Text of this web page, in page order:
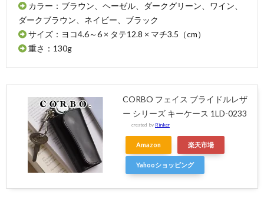
カラー：ブラウン、ヘーゼル、ダークグリーン、ワイン、
ダークブラウン、ネイビー、ブラック
サイズ：ヨコ4.6～6 × タテ12.8 × マチ3.5（cm）
重さ：130g
CORBO フェイス ブライドルレザ
ー シリーズ キーケース 1LD-0233
created by Rinker
Amazon 楽天市場
Yahooショッピング